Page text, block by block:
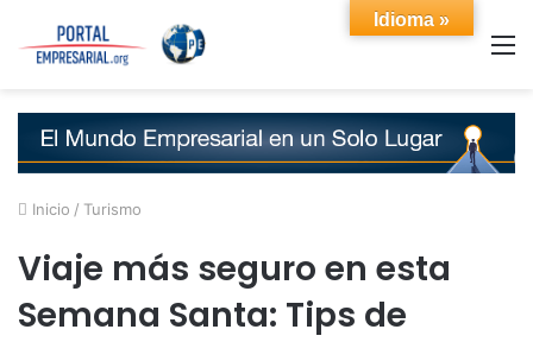
Inicio / Turismo
Viaje más seguro en esta
Semana Santa: Tips de
Idioma »